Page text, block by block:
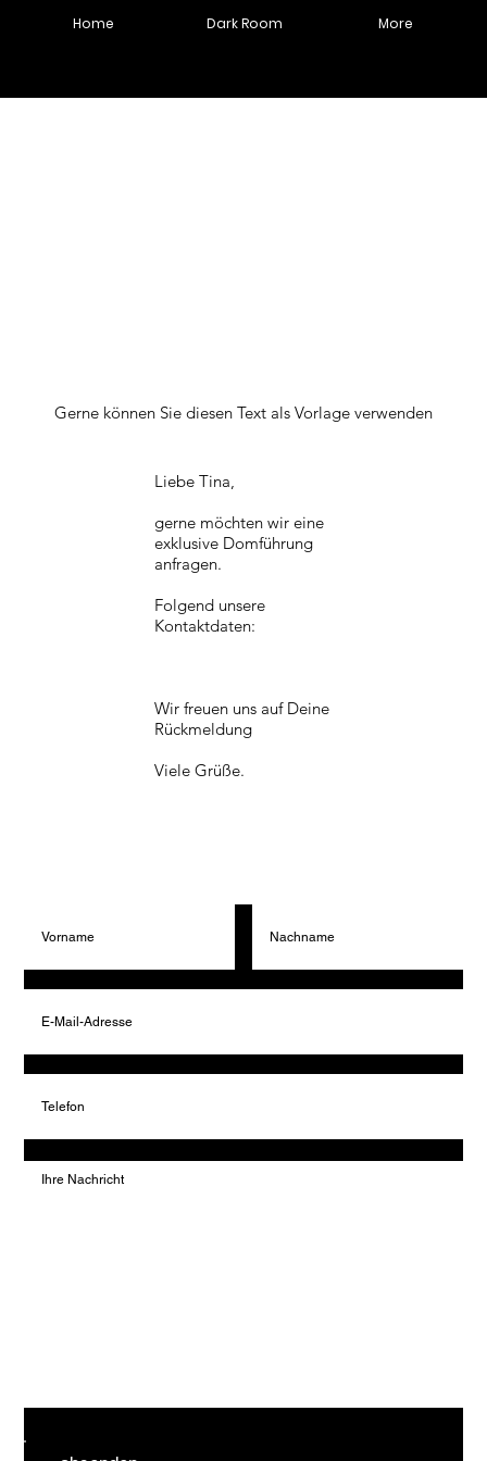
Home Dark Room More
Gerne können Sie diesen Text als Vorlage verwenden
Liebe Tina,
gerne möchten wir eine
exklusive Domführung
anfragen.
Folgend unsere
Kontaktdaten:
Wir freuen uns auf Deine
Rückmeldung
Viele Grüße.